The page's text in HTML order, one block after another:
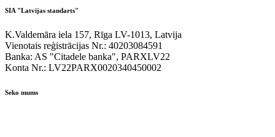
SIA "Latvijas standarts"
K.Valdemāra iela 157, Rīga LV-1013, Latvija
Vienotais reģistrācijas Nr.: 40203084591
Banka: AS "Citadele banka", PARXLV22
Konta Nr.: LV22PARX0020340450002
Seko mums